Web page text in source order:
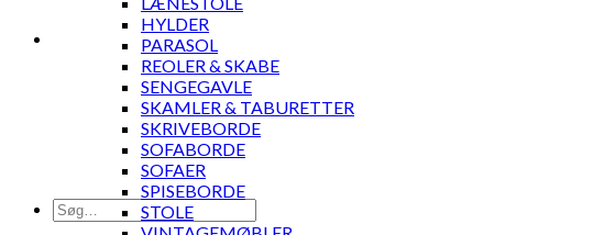
Søg
efter:
HYLDER
PARASOL
REOLER & SKABE
SENGEGAVLE
SKAMLER & TABURETTER
SKRIVEBORDE
SOFABORDE
SOFAER
SPISEBORDE
STOLE